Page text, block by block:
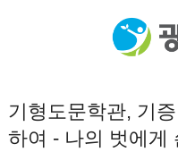
기형도문학관, 기
하여 - 나의 벗에게